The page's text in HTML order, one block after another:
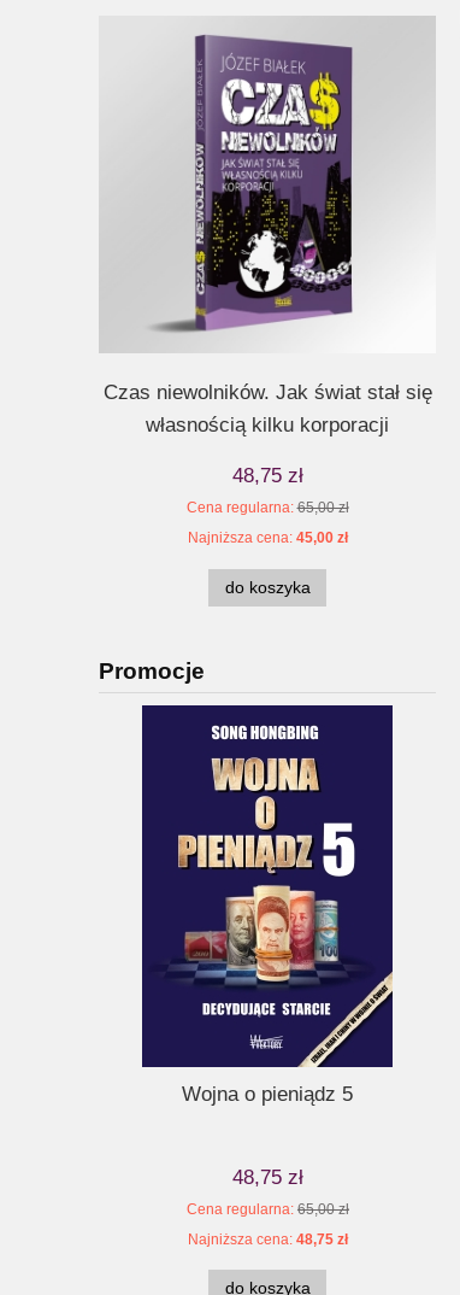
Czas niewolników. Jak świat stał się
własnością kilku korporacji
48,75 zł
Cena regularna:65,00 zł
Najniższa cena: 45,00 zł
do koszyka
Promocje
Wojna o pieniądz 5
48,75 zł
Cena regularna: 65,00 zł
Najniższa cena: 48,75 zł
do koszyka